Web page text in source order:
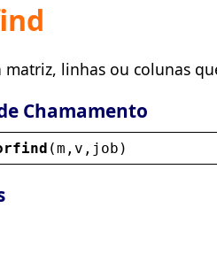
matriz, linhas ou colunas
Chamamento
(m , v , job )